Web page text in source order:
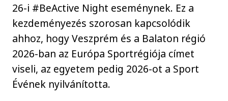
26-i #BeActive Night eseménynek. Ez a
kezdeményezés szorosan kapcsolódik
ahhoz, hogy Veszprém és a Balaton régió
2026-ban az Európa Sportrégiója címet
viseli, az egyetem pedig 2026-ot a Sport
Évének nyilvánította.